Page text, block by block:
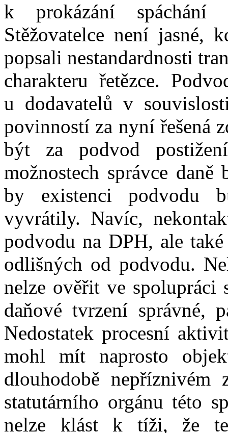
k
prokázání
Stěžovatelce není jasné,
popsali nestandardnosti
charakteru řetězce. P
u dodavatelů v
povinností za nyní řešená
být za podvod postižení
možnostech správce
by existenci podvodu
vyvrátily. Navíc,n
podvodu na DPH, ale
odlišných od podvodu.
nelze ověřit ve spolupráci
daňové tvrzení správné,
Nedostatek procesní
mohl mít naprosto
dlouhodobě nepříznivém
statutárního orgánu této
nelze klást k
tíži, že